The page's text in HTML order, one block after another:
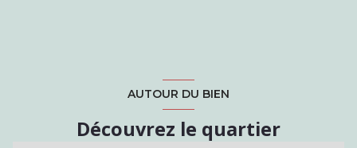
AUTOUR DU BIEN
Découvrez le quartier